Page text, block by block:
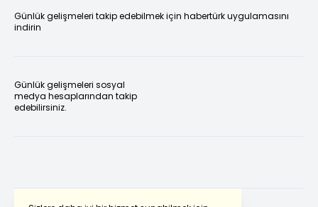
Günlük gelişmeleri takip edebilmek için habertürk uygulamasını
indirin
Günlük gelişmeleri sosyal
medya hesaplarından takip
edebilirsiniz.